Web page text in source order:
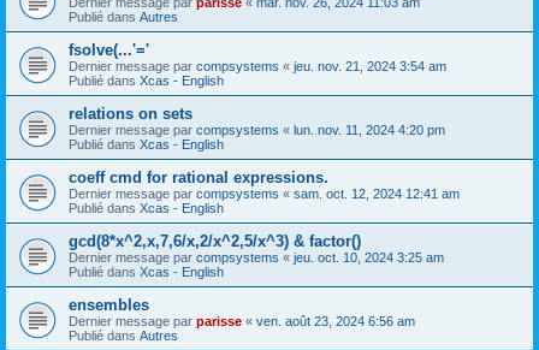
Publié dans Autres
fsolve(...'='
Dernier message par compsystems « jeu. nov. 21, 2024 3:54 am
Publié dans Xcas - English
relations on sets
Dernier message par compsystems « lun. nov. 11, 2024 4:20 pm
Publié dans Xcas - English
coeff cmd for rational expressions.
Dernier message par compsystems « sam. oct. 12, 2024 12:41 am
Publié dans Xcas - English
gcd(8*x^2,x,7,6/x,2/x^2,5/x^3) & factor()
Dernier message par compsystems « jeu. oct. 10, 2024 3:25 am
Publié dans Xcas - English
ensembles
Dernier message par parisse « ven. août 23, 2024 6:56 am
Publié dans Autres